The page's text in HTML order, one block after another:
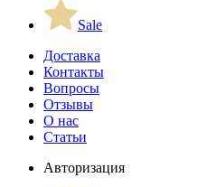
Sale
Доставка
Контакты
Вопросы
Отзывы
О нас
Статьи
Авторизация